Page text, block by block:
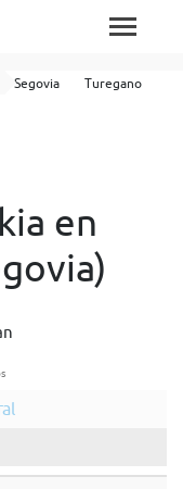
Segovia Turegano
en